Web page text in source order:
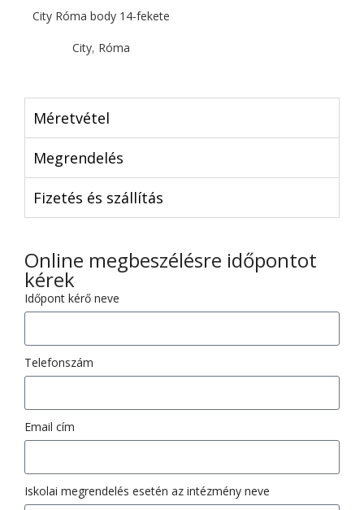
City Róma body 14-fekete
City, Róma
Méretvétel
Megrendelés
Fizetés és szállítás
Online megbeszélésre időpontot
kérek
Időpont kérő neve
Telefonszám
Email cím
Iskolai megrendelés esetén az intézmény neve